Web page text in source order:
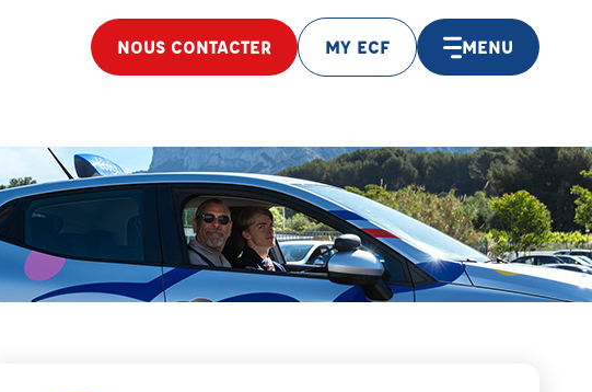
NOUS CONTACTER MY ECF MENU